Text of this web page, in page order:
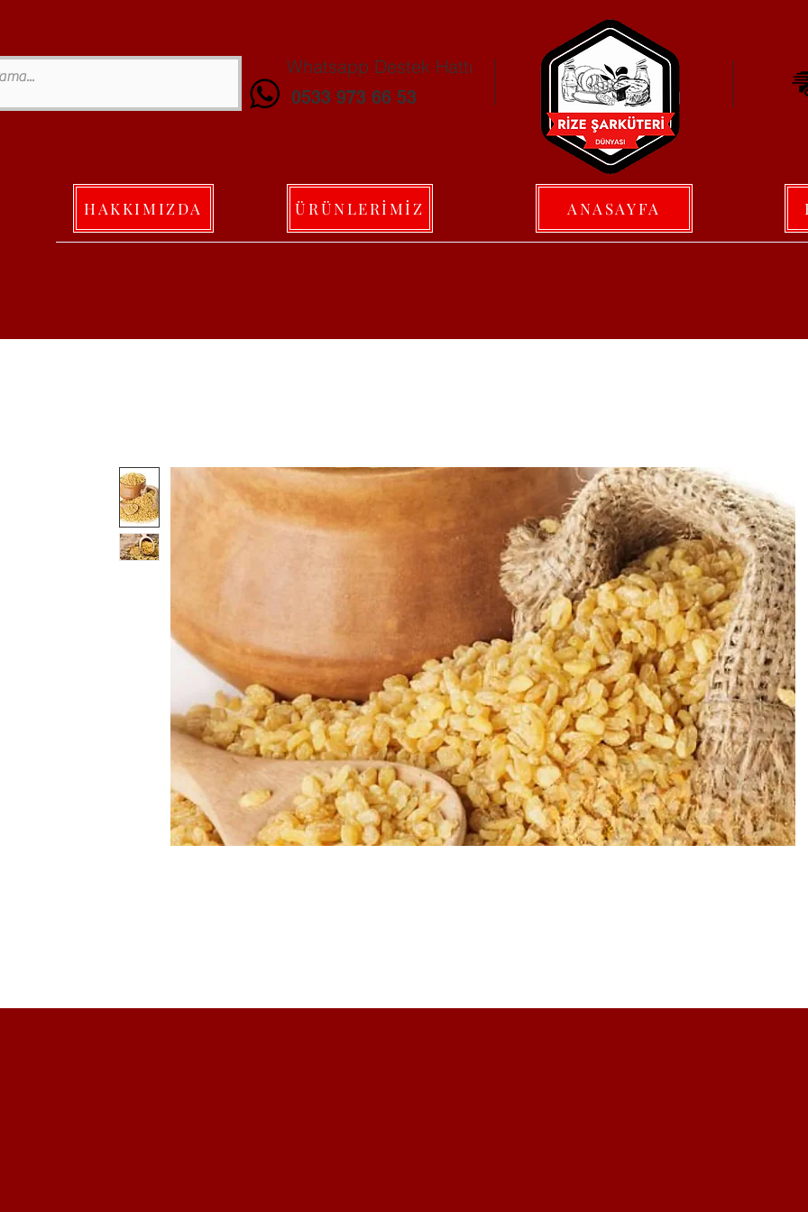
Whatsapp Destek Hattı
0533 973 66 53
HAKKIMIZDA ÜRÜNLERİMİZ ANASAYFA